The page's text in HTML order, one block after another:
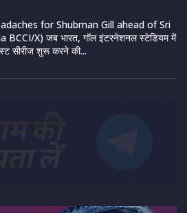
for Shubman Gill ahead of Sri
X) जब भारत, गॉल इंटरनेशनल स्टेडियम में
सीरीज शुरू करने की...